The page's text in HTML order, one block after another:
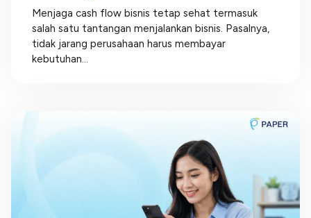
Menjaga cash flow bisnis tetap sehat termasuk
salah satu tantangan menjalankan bisnis. Pasalnya,
tidak jarang perusahaan harus membayar
kebutuhan...